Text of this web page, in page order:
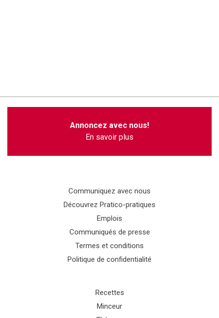
Annoncez avec nous!
En savoir plus
Communiquez avec nous
Découvrez Pratico-pratiques
Emplois
Communiqués de presse
Termes et conditions
Politique de confidentialité
Recettes
Minceur